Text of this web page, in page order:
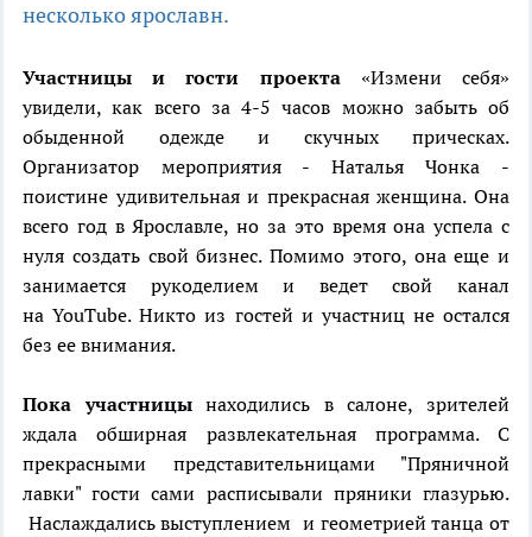
несколько ярославн.
Участницы и гости проекта «Измени себя»
увидели, как всего за 4-5 часов можно забыть об
обыденной одежде и скучных прическах.
Организатор мероприятия - Наталья Чонка -
поистине удивительная и прекрасная женщина. Она
всего год в Ярославле, но за это время она успела с
нуля создать свой бизнес. Помимо этого, она еще и
занимается рукоделием и ведет свой канал
на YouTube. Никто из гостей и участниц не остался
без ее внимания.
Пока участницынаходились в салоне, зрителей
ждала обширная развлекательная программа. С
прекрасными представительницами "Пряничной
лавки" гости сами расписывали пряники глазурью.
Наслаждались выступлением и геометрией танца от